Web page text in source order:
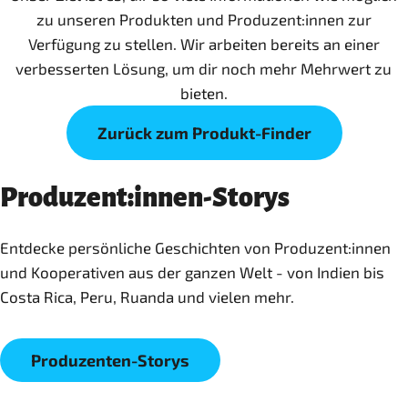
zu unseren Produkten und Produzent:innen zur
Verfügung zu stellen. Wir arbeiten bereits an einer
verbesserten Lösung, um dir noch mehr Mehrwert zu
bieten.
Zurück zum Produkt-Finder
Produzent:innen-Storys
Entdecke persönliche Geschichten von Produzent:innen
und Kooperativen aus der ganzen Welt - von Indien bis
Costa Rica, Peru, Ruanda und vielen mehr.
Produzenten-Storys